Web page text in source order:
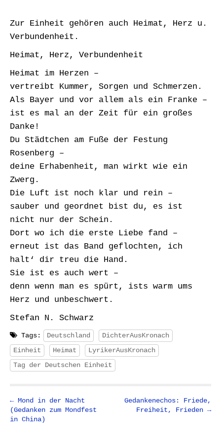
Zur Einheit gehören auch Heimat, Herz u.
Verbundenheit.
Heimat, Herz, Verbundenheit
Heimat im Herzen –
vertreibt Kummer, Sorgen und Schmerzen.
Als Bayer und vor allem als ein Franke –
ist es mal an der Zeit für ein großes
Danke!
Du Städtchen am Fuße der Festung
Rosenberg –
deine Erhabenheit, man wirkt wie ein
Zwerg.
Die Luft ist noch klar und rein –
sauber und geordnet bist du, es ist
nicht nur der Schein.
Dort wo ich die erste Liebe fand –
erneut ist das Band geflochten, ich
halt‘ dir treu die Hand.
Sie ist es auch wert –
denn wenn man es spürt, ists warm ums
Herz und unbeschwert.
Stefan N. Schwarz
Tags: Deutschland
DichterAusKronach
Einheit
Heimat
LyrikerAusKronach
Tag der Deutschen Einheit
P
o
← Mond in der Nacht
(Gedanken zum Mondfest
in China)
Gedankenechos: Friede,
Freiheit, Frieden →